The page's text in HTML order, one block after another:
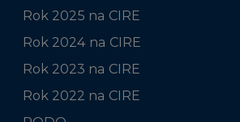
Rok 2025 na CIRE
Rok 2024 na CIRE
Rok 2023 na CIRE
Rok 2022 na CIRE